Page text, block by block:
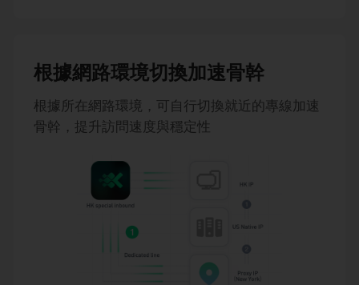
根據網路環境切換加速骨幹
根據所在網路環境，可自行切換就近的專線加速
骨幹，提升訪問速度與穩定性